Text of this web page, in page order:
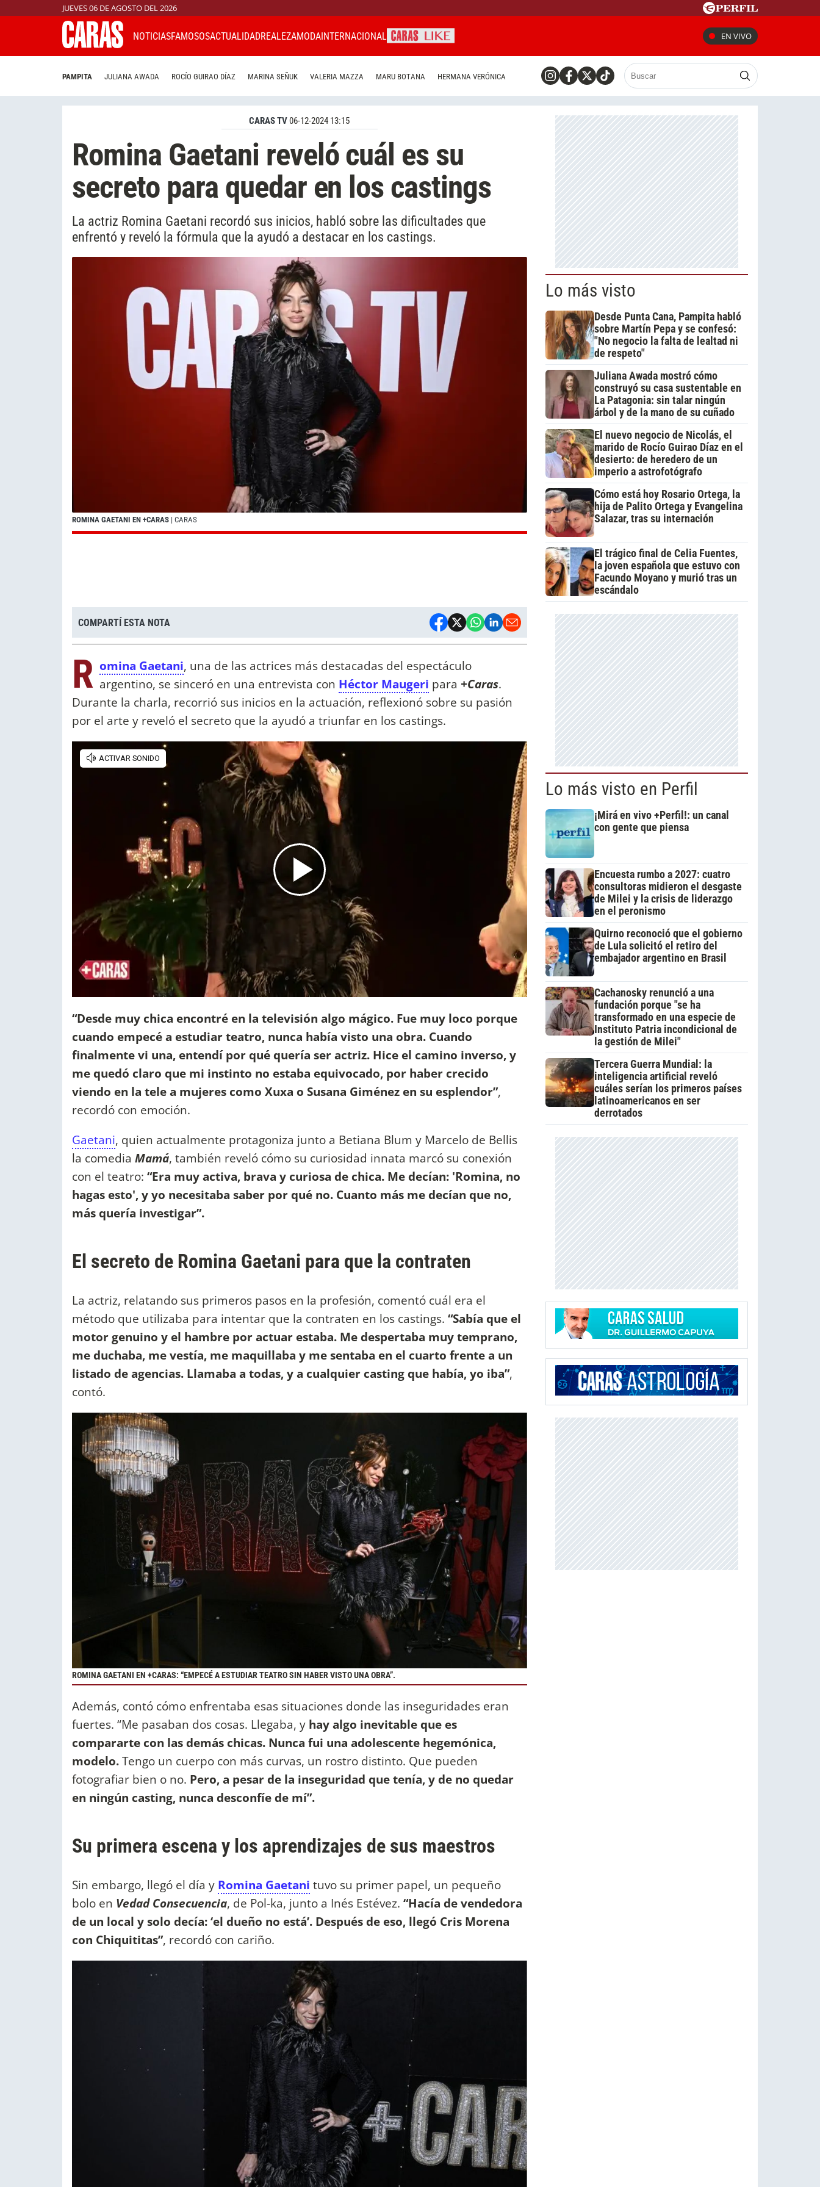
JUEVES 06 DE AGOSTO DEL 2026
NOTICIASFAMOSOSACTUALIDADREALEZAMODAINTERNACIONAL EN VIVO
PAMPITA JULIANA AWADA ROCÍO GUIRAO DÍAZ MARINA SEÑUK VALERIA MAZZA MARU BOTANA HERMANA VERÓNICA
CARAS TV06-12-2024 13:15
Romina Gaetani reveló cuál es su
secreto para quedar en los castings
La actriz Romina Gaetani recordó sus inicios, habló sobre las dificultades que
enfrentó y reveló la fórmula que la ayudó a destacar en los castings.
ROMINA GAETANI EN +CARAS | CARAS
COMPARTÍ ESTA NOTA
R omina Gaetani, una de las actrices más destacadas del espectáculo
argentino, se sinceró en una entrevista con Héctor Maugeri para +Caras.
Durante la charla, recorrió sus inicios en la actuación, reflexionó sobre su pasión
por el arte y reveló el secreto que la ayudó a triunfar en los castings.
“Desde muy chica encontré en la televisión algo mágico. Fue muy loco porque
cuando empecé a estudiar teatro, nunca había visto una obra. Cuando
finalmente vi una, entendí por qué quería ser actriz. Hice el camino inverso, y
me quedó claro que mi instinto no estaba equivocado, por haber crecido
viendo en la tele a mujeres como Xuxa o Susana Giménez en su esplendor”,
recordó con emoción.
Gaetani, quien actualmente protagoniza junto a Betiana Blum y Marcelo de Bellis
la comedia Mamá, también reveló cómo su curiosidad innata marcó su conexión
con el teatro: “Era muy activa, brava y curiosa de chica. Me decían: 'Romina, no
hagas esto', y yo necesitaba saber por qué no. Cuanto más me decían que no,
más quería investigar”.
El secreto de Romina Gaetani para que la contraten
La actriz, relatando sus primeros pasos en la profesión, comentó cuál era el
método que utilizaba para intentar que la contraten en los castings. “Sabía que el
motor genuino y el hambre por actuar estaba. Me despertaba muy temprano,
me duchaba, me vestía, me maquillaba y me sentaba en el cuarto frente a un
listado de agencias. Llamaba a todas, y a cualquier casting que había, yo iba”,
contó.
ROMINA GAETANI EN +CARAS: “EMPECÉ A ESTUDIAR TEATRO SIN HABER VISTO UNA OBRA”.
Además, contó cómo enfrentaba esas situaciones donde las inseguridades eran
fuertes. “Me pasaban dos cosas. Llegaba, y hay algo inevitable que es
compararte con las demás chicas. Nunca fui una adolescente hegemónica,
modelo.Tengo un cuerpo con más curvas, un rostro distinto. Que pueden
fotografiar bien o no. Pero, a pesar de la inseguridad que tenía, y de no quedar
en ningún casting, nunca desconfíe de mí”.
Su primera escena y los aprendizajes de sus maestros
Sin embargo, llegó el día y Romina Gaetani tuvo su primer papel, un pequeño
bolo en Vedad Consecuencia, de Pol-ka, junto a Inés Estévez. “Hacía de vendedora
de un local y solo decía: ‘el dueño no está’. Después de eso, llegó Cris Morena
con Chiquititas”, recordó con cariño.
Lo más visto
Desde Punta Cana, Pampita habló
sobre Martín Pepa y se confesó:
"No negocio la falta de lealtad ni
de respeto"
Juliana Awada mostró cómo
construyó su casa sustentable en
La Patagonia: sin talar ningún
árbol y de la mano de su cuñado
El nuevo negocio de Nicolás, el
marido de Rocío Guirao Díaz en el
desierto: de heredero de un
imperio a astrofotógrafo
Cómo está hoy Rosario Ortega, la
hija de Palito Ortega y Evangelina
Salazar, tras su internación
El trágico final de Celia Fuentes,
la joven española que estuvo con
Facundo Moyano y murió tras un
escándalo
Lo más visto en Perfil
¡Mirá en vivo +Perfil!: un canal
con gente que piensa
Encuesta rumbo a 2027: cuatro
consultoras midieron el desgaste
de Milei y la crisis de liderazgo
en el peronismo
Quirno reconoció que el gobierno
de Lula solicitó el retiro del
embajador argentino en Brasil
Cachanosky renunció a una
fundación porque "se ha
transformado en una especie de
Instituto Patria incondicional de
la gestión de Milei"
Tercera Guerra Mundial: la
inteligencia artificial reveló
cuáles serían los primeros países
latinoamericanos en ser
derrotados